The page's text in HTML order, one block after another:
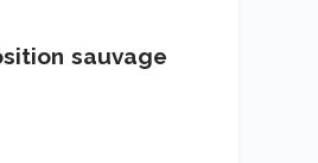
sauvage